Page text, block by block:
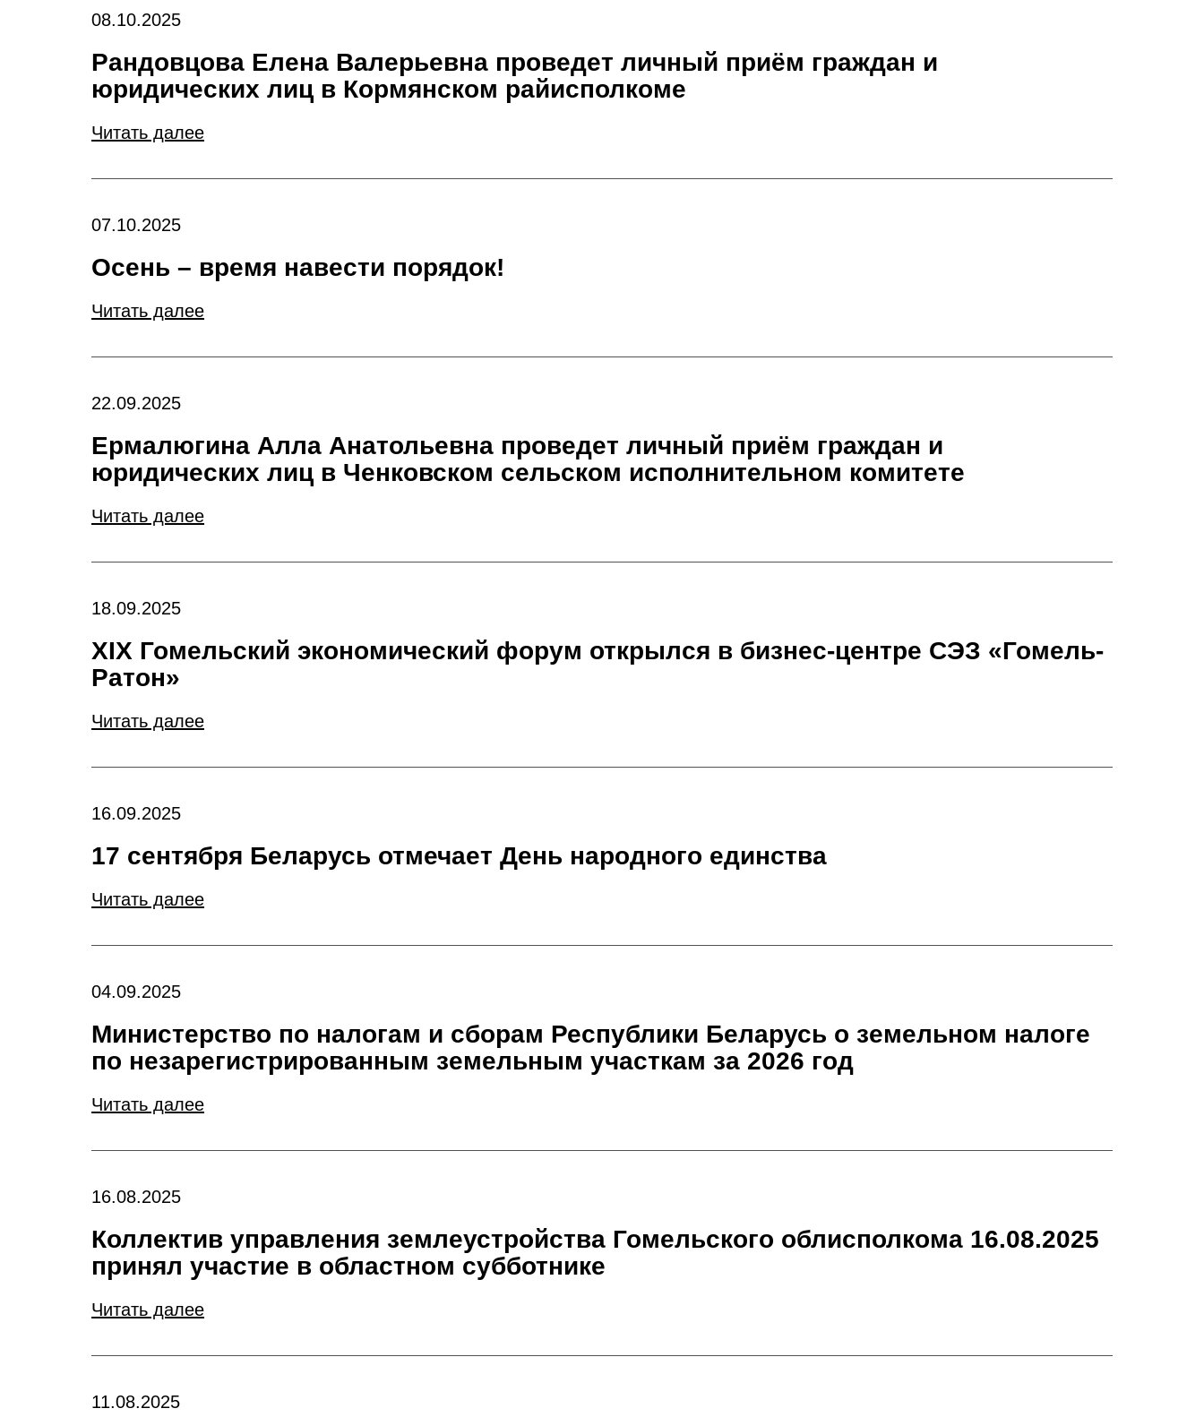
08.10.2025
Рандовцова Елена Валерьевна проведет личный приём граждан и
юридических лиц в Кормянском райисполкоме
Читать далее
07.10.2025
Осень – время навести порядок!
Читать далее
22.09.2025
Ермалюгина Алла Анатольевна проведет личный приём граждан и
юридических лиц в Ченковском сельском исполнительном комитете
Читать далее
18.09.2025
XIХ Гомельский экономический форум открылся в бизнес-центре СЭЗ «Гомель-
Ратон»
Читать далее
16.09.2025
17 сентября Беларусь отмечает День народного единства
Читать далее
04.09.2025
Министерство по налогам и сборам Республики Беларусь о земельном налоге
по незарегистрированным земельным участкам за 2026 год
Читать далее
16.08.2025
Коллектив управления землеустройства Гомельского облисполкома 16.08.2025
принял участие в областном субботнике
Читать далее
11.08.2025